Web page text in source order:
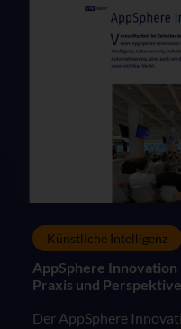
Künstliche Intelligenz
AppSphere Innovation
Praxis und
Der AppSphere